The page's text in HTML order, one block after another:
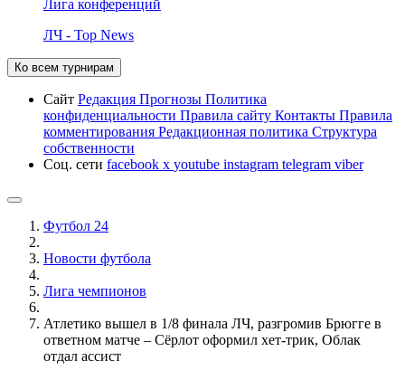
Лига конференций
ЛЧ - Top News
Ко всем турнирам
Сайт Редакция Прогнозы Политика
конфиденциальности Правила сайту Контакты Правила
комментирования Редакционная политика Структура
собственности
Соц. сети facebook x youtube instagram telegram viber
Футбол 24
Новости футбола
Лига чемпионов
Атлетико вышел в 1/8 финала ЛЧ, разгромив Брюгге в
ответном матче – Сёрлот оформил хет-трик, Облак
отдал ассист